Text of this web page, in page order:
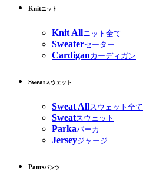
Knitニット
Knit Allニット全て
Sweaterセーター
Cardiganカーディガン
Sweatスウェット
Sweat Allスウェット全て
Sweatスウェット
Parkaパーカ
Jerseyジャージ
Pantsパンツ